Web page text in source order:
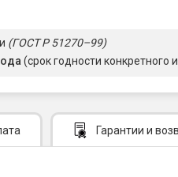
(ГОСТ Р 51270–99)
(срок годности
Гарантии и